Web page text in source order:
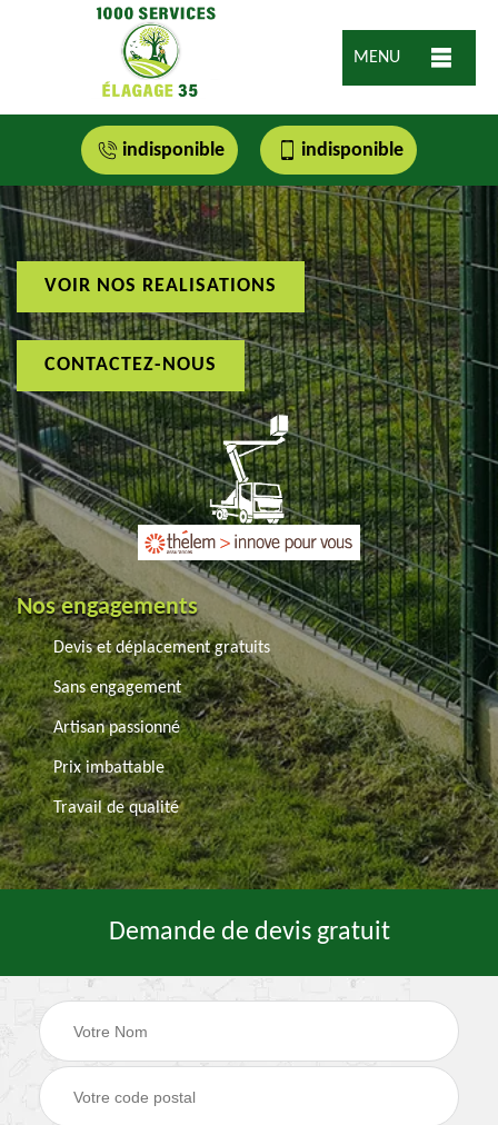
MENU
indisponible indisponible
VOIR NOS REALISATIONS
CONTACTEZ-NOUS
Nos engagements
Devis et déplacement gratuits
Sans engagement
Artisan passionné
Prix imbattable
Travail de qualité
Demande de devis gratuit